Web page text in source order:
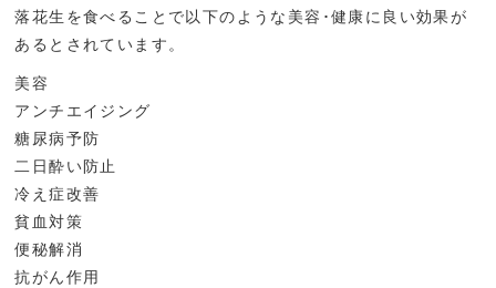
落花生を食べることで以下のような美容･健康に良い効果が
あるとされています。
美容
アンチエイジング
糖尿病予防
二日酔い防止
冷え症改善
貧血対策
便秘解消
抗がん作用